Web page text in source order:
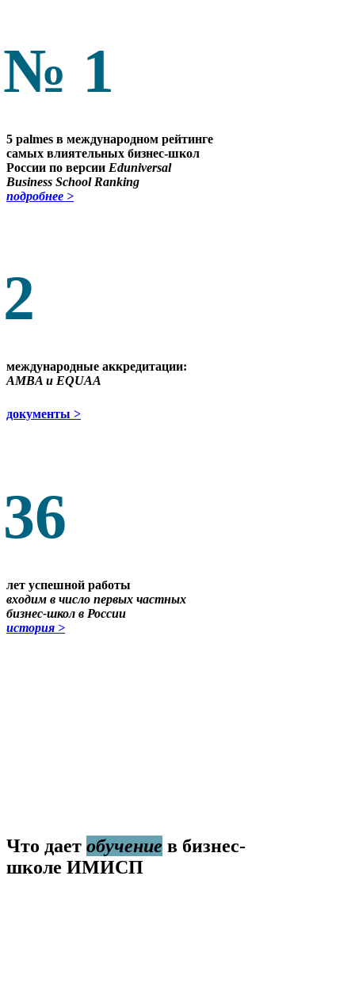
№ 1
5 palmes в международном рейтинге
самых влиятельных бизнес-школ
России по версии Eduniversal
Business School Ranking
подробнее >
2
международные аккредитации:
АMBA и EQUAA
документы >
36
лет успешной работы
входим в число первых частных
бизнес-школ в России
история >
Что дает обучение в бизнес-
школе ИМИСП